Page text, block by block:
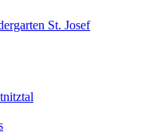
St. Josef